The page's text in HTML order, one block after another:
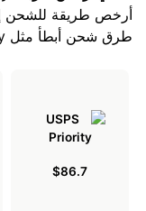
أرخص طريقة للشحن
طرق شحن أبطأ مثل USPS Priority أو USPS Express.
$86.7